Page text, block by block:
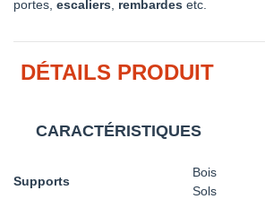
portes, escaliers rembardes etc.
DÉTAILS PRODUIT
CARACTÉRISTIQUES
Supports
Bois
Sols